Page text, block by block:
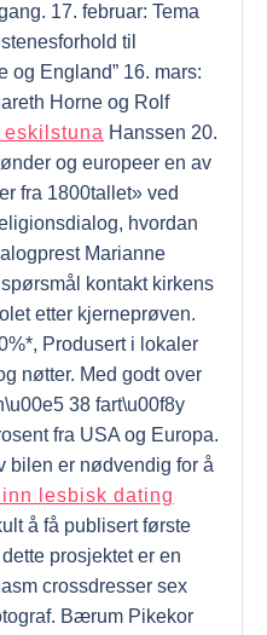
17. februar: Tema
til
og England” 16. mars:
Horne og Rolf
Hanssen 20.
og europeer ­en av
fra 1800­tallet» ved
hvordan
Marianne
kontakt kirkens
etter kjerneprøven.
Produsert i lokaler
nøtter. Med godt over
38 fart\u00f8y
fra USA og Europa.
bilen er nødvendig for å
lesbisk dating
å få publisert første
prosjektet er en
crossdresser sex
Bærum Pikekor